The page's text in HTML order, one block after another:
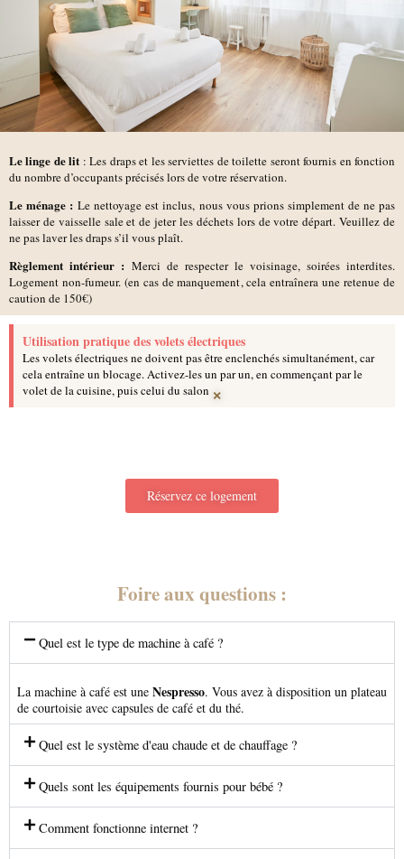
Le linge de lit : Les draps et les serviettes de toilette seront fournis en fonction
du nombre d’occupants précisés lors de votre réservation.
Le ménage : Le nettoyage est inclus, nous vous prions simplement de ne pas
laisser de vaisselle sale et de jeter les déchets lors de votre départ. Veuillez de
ne pas laver les draps s’il vous plaît.
Règlement intérieur : Merci de respecter le voisinage, soirées interdites.
Logement non-fumeur. (en cas de manquement, cela entraînera une retenue de
caution de 150€)
Utilisation pratique des volets électriques
Les volets électriques ne doivent pas être enclenchés simultanément, car
cela entraîne un blocage. Activez-les un par un, en commençant par le
volet de la cuisine, puis celui du salon ×
Réservez ce logement
Foire aux questions :
Quel est le type de machine à café ?
La machine à café est une Nespresso. Vous avez à disposition un plateau
de courtoisie avec capsules de café et du thé.
Quel est le système d'eau chaude et de chauffage ?
Quels sont les équipements fournis pour bébé ?
Comment fonctionne internet ?